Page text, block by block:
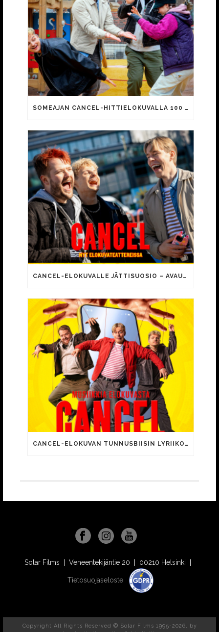
SOMEAJAN CANCEL-HITTIELOKUVALLA 100 000 KATSOJAA!
CANCEL-ELOKUVALLE JÄTTISUOSIO – AVAUSPÄIVÄNÄ JO 15 492 KATSOJAA!
CANCEL-ELOKUVAN TUNNUSBIISIN LYRIIKOISSA TUTTUJA MEEMIHOKEMIA YOUTUBE-VIDEOILTA!
Solar Films | Veneentekijäntie 20 | 00210 Helsinki |
Tietosuojaseloste
Copyright All Rights Reserved © Solar Films 1995-2026, by